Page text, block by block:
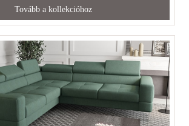
Tovább a kollekcióhoz